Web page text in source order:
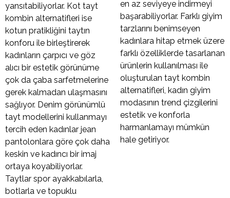
yansıtabiliyorlar. Kot tayt
kombin alternatifleri ise
kotun pratikliğini taytın
konforu ile birleştirerek
kadınların çarpıcı ve göz
alıcı bir estetik görünüme
çok da çaba sarfetmelerine
gerek kalmadan ulaşmasını
sağlıyor. Denim görünümlü
tayt modellerini kullanmayı
tercih eden kadınlar jean
pantolonlara göre çok daha
keskin ve kadıncı bir imaj
ortaya koyabiliyorlar.
Taytlar spor ayakkabılarla,
botlarla ve topuklu
en az seviyeye indirmeyi
başarabiliyorlar. Farklı giyim
tarzlarını benimseyen
kadınlara hitap etmek üzere
farklı özelliklerde tasarlanan
ürünlerin kullanılması ile
oluşturulan tayt kombin
alternatifleri, kadın giyim
modasının trend çizgilerini
estetik ve konforla
harmanlamayı mümkün
hale getiriyor.